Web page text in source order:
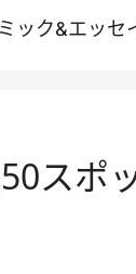
ック&エッセ
スポ